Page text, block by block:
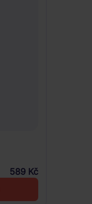
589 Kč